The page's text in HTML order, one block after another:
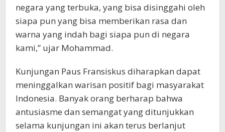
negara yang terbuka, yang bisa disinggahi oleh
siapa pun yang bisa memberikan rasa dan
warna yang indah bagi siapa pun di negara
kami,” ujar Mohammad.
Kunjungan Paus Fransiskus diharapkan dapat
meninggalkan warisan positif bagi masyarakat
Indonesia. Banyak orang berharap bahwa
antusiasme dan semangat yang ditunjukkan
selama kunjungan ini akan terus berlanjut